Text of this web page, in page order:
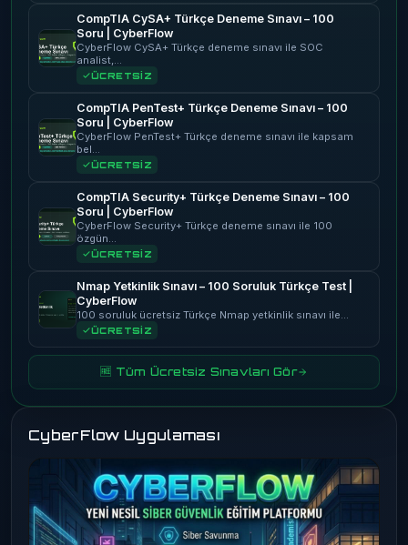
CompTIA CySA+ Türkçe Deneme Sınavı – 100
Soru | CyberFlow
CyberFlow CySA+ Türkçe deneme sınavı ile SOC
analist,…
ÜCRETSİZ
CompTIA PenTest+ Türkçe Deneme Sınavı – 100
Soru | CyberFlow
CyberFlow PenTest+ Türkçe deneme sınavı ile kapsam
bel…
ÜCRETSİZ
CompTIA Security+ Türkçe Deneme Sınavı – 100
Soru | CyberFlow
CyberFlow Security+ Türkçe deneme sınavı ile 100
özgün…
ÜCRETSİZ
Nmap Yetkinlik Sınavı – 100 Soruluk Türkçe Test |
CyberFlow
100 soruluk ücretsiz Türkçe Nmap yetkinlik sınavı ile…
ÜCRETSİZ
🆓 Tüm Ücretsiz Sınavları Gör
CyberFlow Uygulaması